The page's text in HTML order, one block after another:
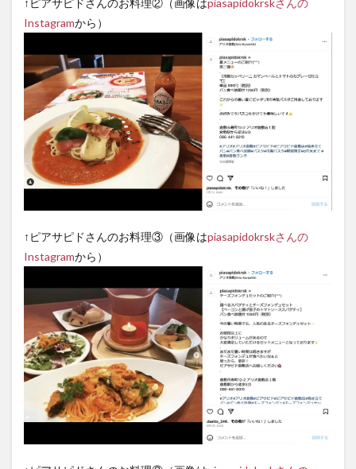
↑ピアサピドさんのお料理②（画像はpiasapidokrskさんの
Instagramから）
↑ピアサピドさんのお料理③（画像はpiasapidokrskさんの
Instagramから）